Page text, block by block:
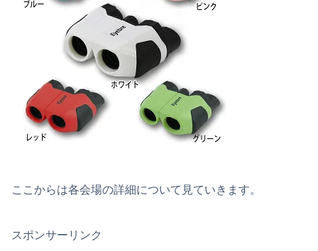
ここからは各会場の詳細について見ていきます。
スポンサーリンク